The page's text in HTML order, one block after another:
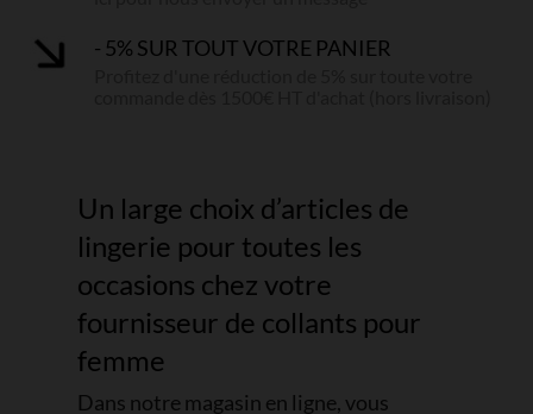
- 5% SUR TOUT VOTRE PANIER
Un large choix d’articles de
lingerie pour toutes les
occasions chez votre
fournisseur de collants pour
femme
Dans notre magasin en ligne, vous